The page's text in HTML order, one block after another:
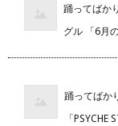
踊ってばか
グル 「6月
踊ってばか
「